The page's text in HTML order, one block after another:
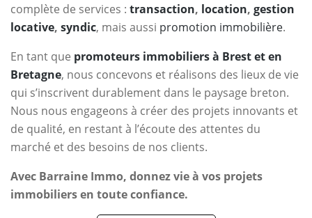
complète de services : transaction, location, gestion
locative, syndic, mais aussi promotion immobilière.
En tant que promoteurs immobiliers à Brest et en
Bretagne, nous concevons et réalisons des lieux de vie
qui s’inscrivent durablement dans le paysage breton.
Nous nous engageons à créer des projets innovants et
de qualité, en restant à l’écoute des attentes du
marché et des besoins de nos clients.
Avec Barraine Immo, donnez vie à vos projets
immobiliers en toute confiance.